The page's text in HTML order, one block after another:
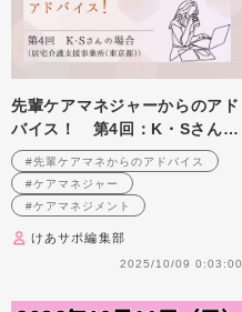
先輩ケアマネジャーからのアド
バイス！ 第4回：K・Sさん
（居宅介護支援事業所（東京
都）・ケアマネジャー）後編
#先輩ケアマネからのアドバイス
#ケアマネジャー
#ケアマネジメント
けあサポ編集部
2025/10/09 0:03:00